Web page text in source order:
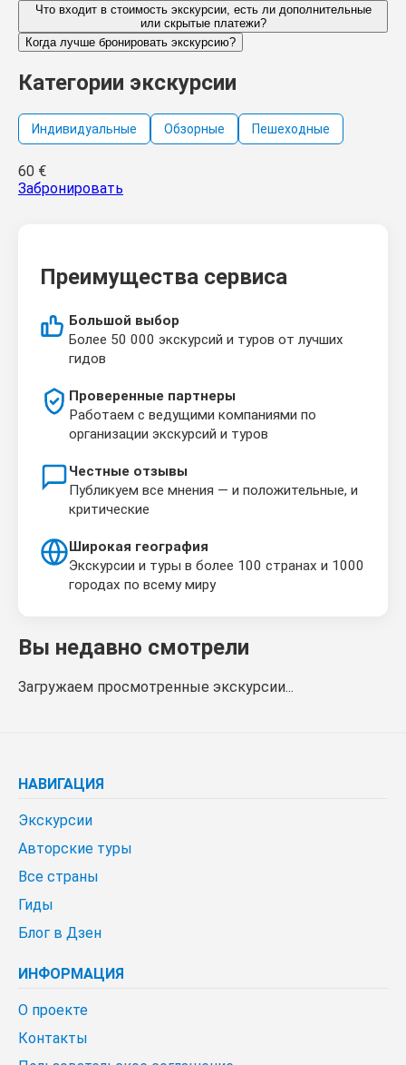
Что входит в стоимость экскурсии, есть ли дополнительные
или скрытые платежи?
Когда лучше бронировать экскурсию?
Категории экскурсии
Индивидуальные Обзорные Пешеходные
60 €
Забронировать
Преимущества сервиса
Большой выбор
Более 50 000 экскурсий и туров от лучших
гидов
Проверенные партнеры
Работаем с ведущими компаниями по
организации экскурсий и туров
Честные отзывы
Публикуем все мнения — и положительные, и
критические
Широкая география
Экскурсии и туры в более 100 странах и 1000
городах по всему миру
Вы недавно смотрели
Загружаем просмотренные экскурсии...
НАВИГАЦИЯ
Экскурсии
Авторские туры
Все страны
Гиды
Блог в Дзен
ИНФОРМАЦИЯ
О проекте
Контакты